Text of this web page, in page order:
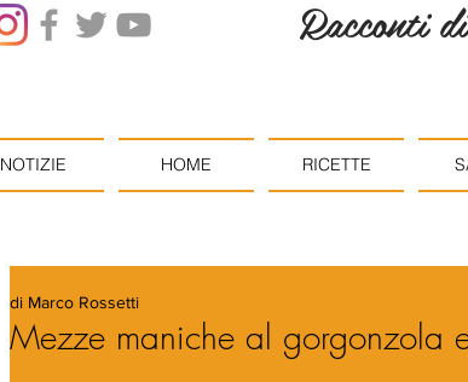
Racconti
NOTIZIE HOME RICETTE
Mezze maniche al gorgonzola
di Marco Rossetti